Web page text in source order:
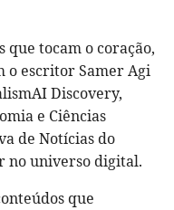
tocam o coração,
o escritor Samer Agi
Discovery,
e Ciências
de Notícias do
no universo digital.
que